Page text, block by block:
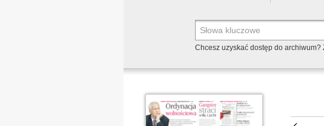
Chcesz uzyskać dostęp do archiwum?